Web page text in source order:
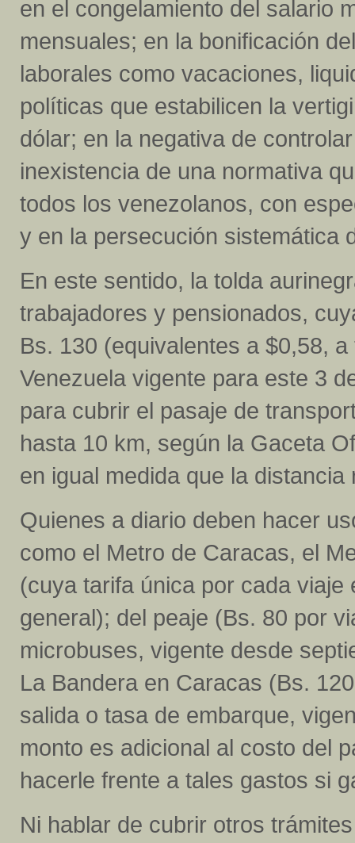
en el congelamiento del salario
mensuales; en la bonificación
laborales como vacaciones,
políticas que estabilicen la
dólar; en la negativa de
inexistencia de una normativa
todos los venezolanos, con
y en la persecución sistemática
En este sentido, la tolda
trabajadores y pensionados,
Bs. 130 (equivalentes a $0,58,
Venezuela vigente para este 3
para cubrir el pasaje de
hasta 10 km, según la Gaceta
en igual medida que la distancia
Quienes a diario deben hacer
como el Metro de Caracas, el
(cuya tarifa única por cada
general); del peaje (Bs. 80 por
microbuses, vigente desde
La Bandera en Caracas (Bs.
salida o tasa de embarque,
monto es adicional al costo del
hacerle frente a tales gastos si
Ni hablar de cubrir otros